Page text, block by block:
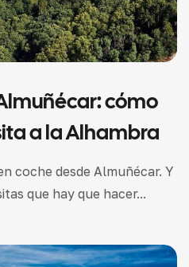
cómo
a la Alhambra
coche desde Almuñécar. Y
que hay que hacer...